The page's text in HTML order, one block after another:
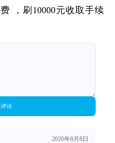
，刷10000元收取手续
评论
2026年8月8日